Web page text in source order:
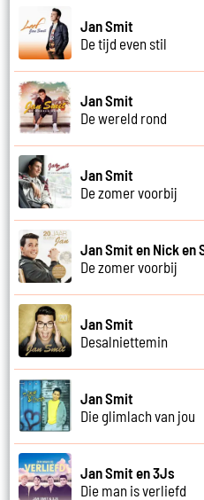
Jan Smit
De tijd even stil
Jan Smit
De wereld rond
Jan Smit
De zomer voorbij
Jan Smit en Nick en
De zomer voorbij
Jan Smit
Desalniettemin
Jan Smit
Die glimlach van jou
Jan Smit en 3Js
Die man is verliefd